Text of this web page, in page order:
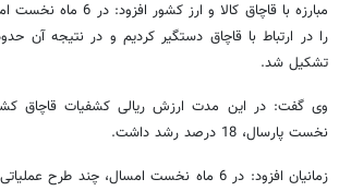
تشکیل شد.
نخست پارسال، 18 درصد رشد داشت.
زمانیان افزود: در 6 ماه نخست امسال، چند